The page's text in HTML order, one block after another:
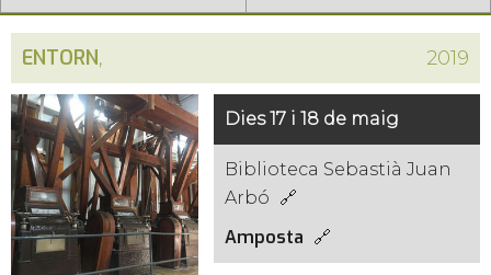
ENTORN, 2019
Dies 17 i 18 de maig
Biblioteca Sebastià Juan
Arbó
Amposta